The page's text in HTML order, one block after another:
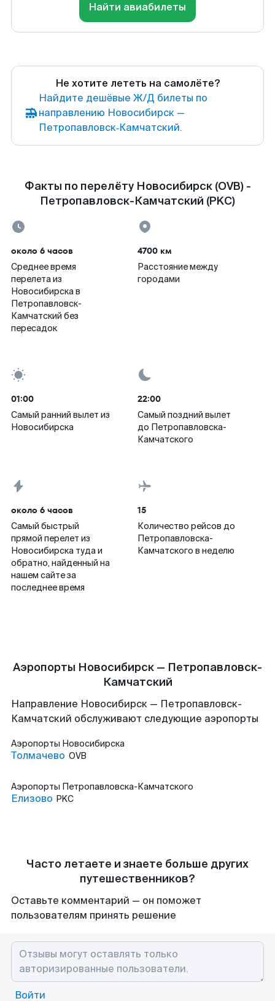
Найти авиабилеты
Не хотите лететь на самолёте?
Найдите дешёвые Ж/Д билеты по
направлению Новосибирск —
Петропавловск‑Камчатский.
Факты по перелёту Новосибирск (OVB) -
Петропавловск-Камчатский (PKC)
около 6 часов
Среднее время
перелета из
Новосибирска в
Петропавловск-
Камчатский без
пересадок
4700 км
Расстояние между
городами
01:00
Самый ранний вылет из
Новосибирска
22:00
Самый поздний вылет
до Петропавловска-
Камчатского
около 6 часов
Самый быстрый
прямой перелет из
Новосибирска туда и
обратно, найденный на
нашем сайте за
последнее время
15
Количество рейсов до
Петропавловска-
Камчатского в неделю
Аэропорты Новосибирск — Петропавловск-
Камчатский
Направление Новосибирск — Петропавловск-
Камчатский обслуживают следующие аэропорты
Аэропорты Новосибирска
Толмачево OVB
Аэропорты Петропавловска-Камчатского
Елизово PKC
Часто летаете и знаете больше других
путешественников?
Оставьте комментарий — он поможет
пользователям принять решение
Войти